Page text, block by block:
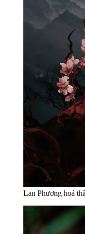
Lan Phương hoá